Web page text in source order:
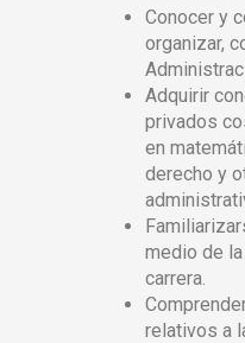
Conocer y
organizar,
Adquirir
privados
en
derecho y
medio de
carrera.
relativos a